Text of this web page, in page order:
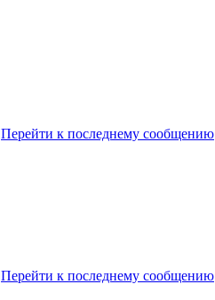
Перейти к последнему сообщению
Перейти к последнему сообщению